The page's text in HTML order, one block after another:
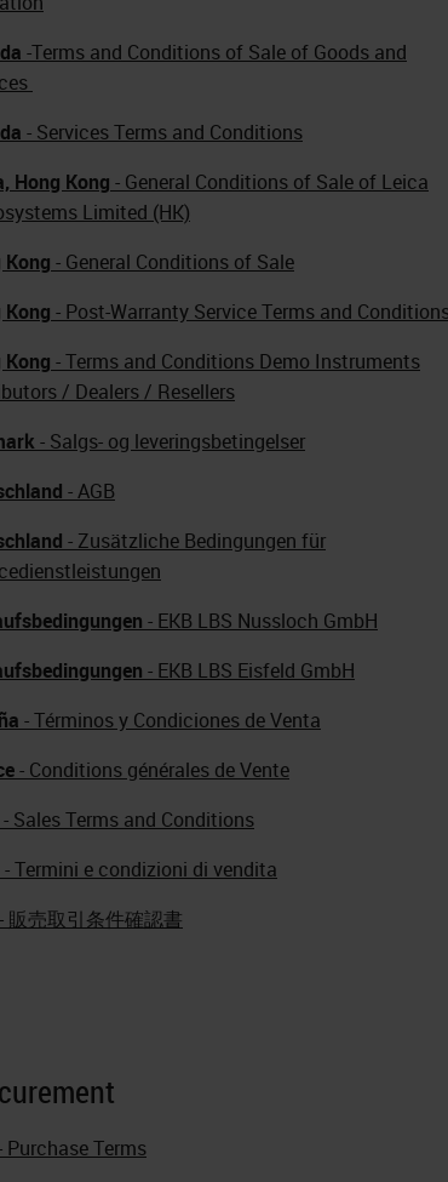
-Terms and Conditions of Sale of Goods and
- Services Terms and Conditions
Hong Kong - General Conditions of Sale of Leica
Limited (HK)
Kong - General Conditions of Sale
Kong - Post-Warranty Service Terms and
Kong - Terms and Conditions Demo Instruments
/ Dealers / Resellers
- Salgs- og leveringsbetingelser
- AGB
- Zusätzliche Bedingungen für
- EKB LBS Nussloch GmbH
- EKB LBS Eisfeld GmbH
- Términos y Condiciones de Venta
- Conditions générales de Vente
- Sales Terms and Conditions
- Termini e condizioni di vendita
- 販売取引条件確認書
Purchase Terms